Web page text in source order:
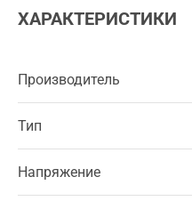
ХАРАКТЕРИСТИКИ
Производитель
Тип
Напряжение